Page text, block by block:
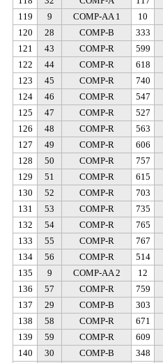
119
9 COMP-AA 1 10
120
28 COMP-B 333
121
43 COMP-R 599
122
44 COMP-R 618
123
45 COMP-R 740
124
46 COMP-R 547
125
47 COMP-R 527
126
48 COMP-R 563
127
49 COMP-R 606
128
50 COMP-R 757
129
51 COMP-R 615
130
52 COMP-R 703
131
53 COMP-R 735
132
54 COMP-R 765
133
55 COMP-R 767
134
56 COMP-R 514
135
9 COMP-AA 2 12
136
57 COMP-R 759
137
29 COMP-B 303
138
58 COMP-R 671
139
59 COMP-R 609
140
30 COMP-B 348